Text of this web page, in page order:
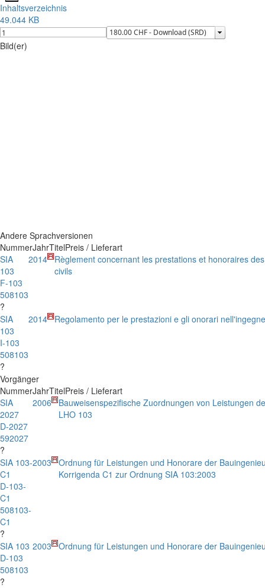
Inhaltsverzeichnis
49.044 KB
Bild(er)
Andere Sprachversionen
NummerJahrTitelPreis / Lieferart
SIA
103
F-103
508103
?
2014
Règlement concernant les prestations et honoraires
civils
SIA
103
I-103
508103
?
2014 Regolamento per le prestazioni e gli onorari
Vorgänger
NummerJahrTitelPreis / Lieferart
SIA
2027
D-2027
592027
?
2006
Bauweisenspezifische Zuordnungen von Leistungen
LHO 103
SIA 103-
C1
D-103-
C1
508103-
C1
?
2003
Ordnung für Leistungen und Honorare der
Korrigenda C1 zur Ordnung SIA 103:2003
SIA 103
D-103
508103
?
2003 Ordnung für Leistungen und Honorare der